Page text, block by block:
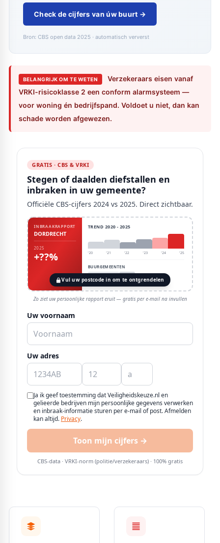
Check de cijfers van úw buurt →
Bron: CBS open data 2025 · automatisch ververst
BELANGRIJK OM TE WETEN
Verzekeraars eisen vanaf
VRKI-risicoklasse 2 een conform alarmsysteem —
voor woning én bedrijfspand. Voldoet u niet, dan kan
schade worden afgewezen.